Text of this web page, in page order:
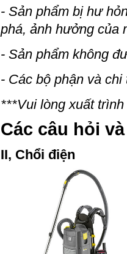
- Sản phẩm bị hư
phá, ảnh hưởng của
- Sản phẩm không
- Các bộ phận và
***Vui lòng xuất
Các câu hỏi
II,